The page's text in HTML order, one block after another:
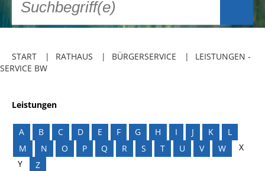
START RATHAUS BÜRGERSERVICE
LEISTUNGEN -
SERVICE BW
Leistungen
A B C D E F G H I J K
L
M
N O P Q R S T U V W
X
Y
Z